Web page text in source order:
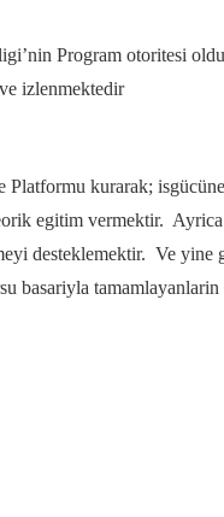
Program otoritesi
izlenmektedir
kurarak;
egitim vermektir.
desteklemektir. Ve
basariyla